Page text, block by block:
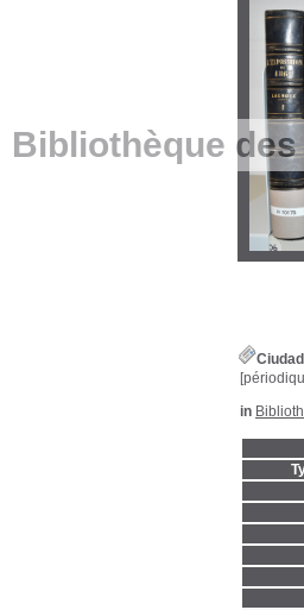
Bibliothèque
in